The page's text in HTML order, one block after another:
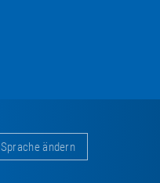
Sprache ändern